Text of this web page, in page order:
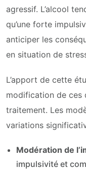
agressif. L’alcool
qu’une forte
anticiper les
en situation de
L’apport de cette
modification de ces
traitement. Les
variations
Modération de
impulsivité et